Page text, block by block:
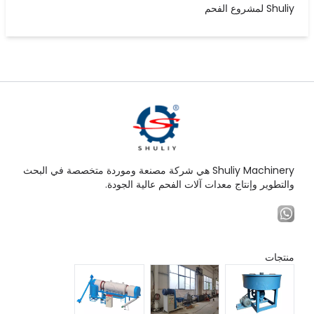
Shuliy لمشروع الفحم
Shuliy Machinery هي شركة مصنعة وموردة متخصصة في البحث
والتطوير وإنتاج معدات آلات الفحم عالية الجودة.
منتجات